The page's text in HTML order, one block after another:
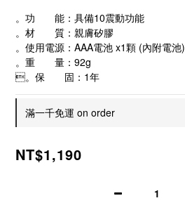
。功　　能：具備10震動功能
。材　　質：親膚矽膠
。使用電源：AAA電池 x1顆 (內附電池)
。重　　量：92g
。保　　固：1年
滿一千免運 on order
NT$1,190